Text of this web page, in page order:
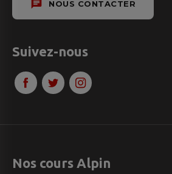
chat NOUS CONTACTER
Suivez-nous
Nos cours Alpin